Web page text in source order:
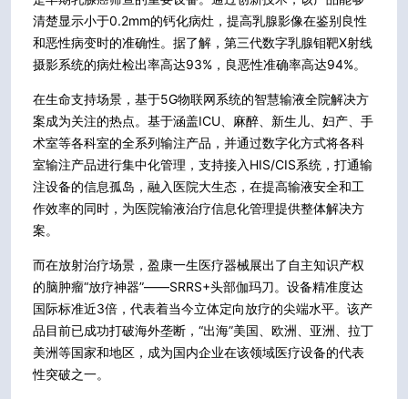
清楚显示小于0.2mm的钙化病灶，提高乳腺影像在鉴别良性
和恶性病变时的准确性。据了解，第三代数字乳腺钼靶X射线
摄影系统的病灶检出率高达93%，良恶性准确率高达94%。
在生命支持场景，基于5G物联网系统的智慧输液全院解决方
案成为关注的热点。基于涵盖ICU、麻醉、新生儿、妇产、手
术室等各科室的全系列输注产品，并通过数字化方式将各科
室输注产品进行集中化管理，支持接入HIS/CIS系统，打通输
注设备的信息孤岛，融入医院大生态，在提高输液安全和工
作效率的同时，为医院输液治疗信息化管理提供整体解决方
案。
而在放射治疗场景，盈康一生医疗器械展出了自主知识产权
的脑肿瘤“放疗神器”——SRRS+头部伽玛刀。设备精准度达
国际标准近3倍，代表着当今立体定向放疗的尖端水平。该产
品目前已成功打破海外垄断，“出海”美国、欧洲、亚洲、拉丁
美洲等国家和地区，成为国内企业在该领域医疗设备的代表
性突破之一。